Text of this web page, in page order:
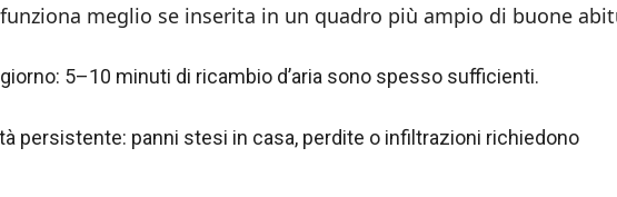
meglio se inserita in un quadro più ampio di buone
5–10 minuti di ricambio d’aria sono spesso sufficienti.
persistente: panni stesi in casa, perdite o infiltrazioni richiedono